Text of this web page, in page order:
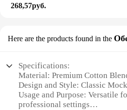
268,57руб.
Here are the products found in the
Specifications:
Material: Premium Cotton
Design and Style: Classic
Usage and Purpose: Versatile
professional settings